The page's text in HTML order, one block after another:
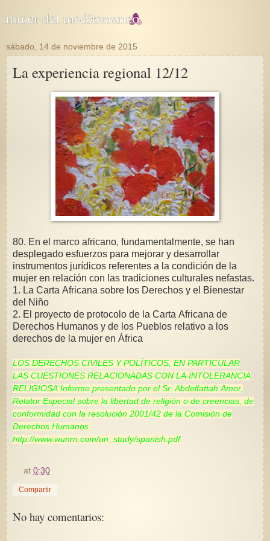
sábado, 14 de noviembre de 2015
La experiencia regional 12/12
80. En el marco africano, fundamentalmente, se han
desplegado esfuerzos para mejorar y desarrollar
instrumentos jurídicos referentes a la condición de la
mujer en relación con las tradiciones culturales nefastas.
1. La Carta Africana sobre los Derechos y el Bienestar
del Niño
2. El proyecto de protocolo de la Carta Africana de
Derechos Humanos y de los Pueblos relativo a los
derechos de la mujer en África
LOS DERECHOS CIVILES Y POLÍTICOS, EN PARTICULAR
LAS CUESTIONES RELACIONADAS CON LA INTOLERANCIA
RELIGIOSA Informe presentado por el Sr. Abdelfattah Amor,
Relator Especial sobre la libertad de religión o de creencias, de
conformidad con la resolución 2001/42 de la Comisión de
Derechos Humanos
http://www.wunrn.com/un_study/spanish.pdf
at0:30
Compartir
No hay comentarios: